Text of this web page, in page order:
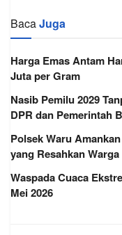
BacaJuga
Harga Emas Antam
Juta per Gram
Nasib Pemilu 2029
DPR dan Pemerintah
Polsek Waru
yang Resahkan Warga
Waspada Cuaca
Mei 2026